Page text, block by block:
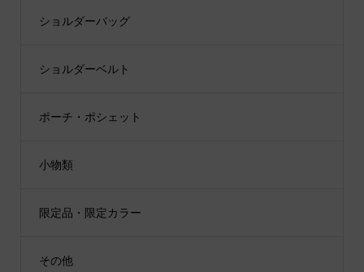
ショルダーバッグ
ショルダーベルト
ポーチ・ポシェット
小物類
限定品・限定カラー
その他